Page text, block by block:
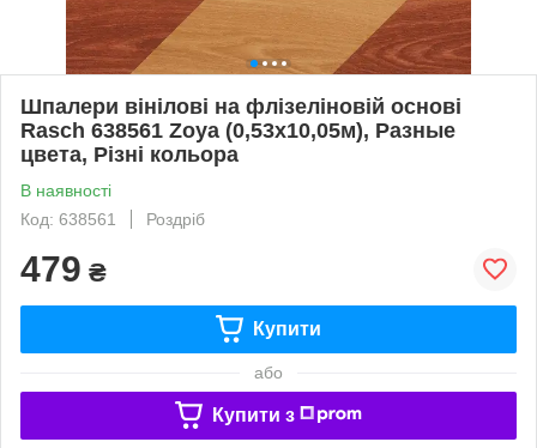
Шпалери вінілові на флізеліновій основі
Rasch 638561 Zoya (0,53х10,05м), Разные
цвета, Різні кольора
В наявності
Код: 638561
Роздріб
479 ₴
Купити
або
Купити з